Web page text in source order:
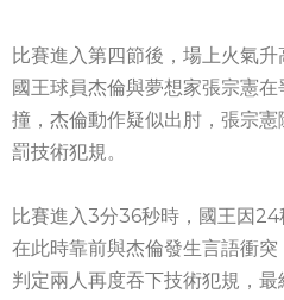
比賽進入第四節後，場上火氣
國王球員杰倫與夢想家張宗憲
撞，杰倫動作疑似出肘，張宗
罰技術犯規。
比賽進入3分36秒時，國王因
在此時靠前與杰倫發生言語衝
判定兩人再度吞下技術犯規，最